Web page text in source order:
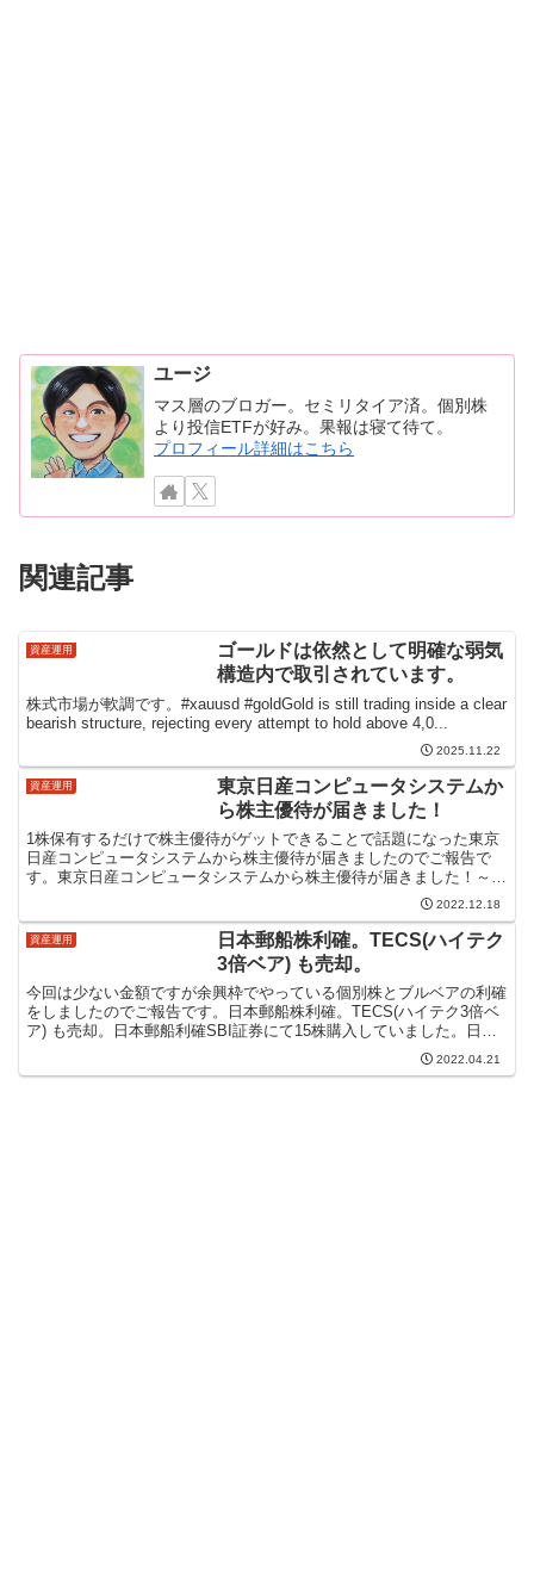
ユージ
マス層のブロガー。セミリタイア済。個別株
より投信ETFが好み。果報は寝て待て。
プロフィール詳細はこちら
関連記事
資産運用
ゴールドは依然として明確な弱気
構造内で取引されています。
株式市場が軟調です。#xauusd #goldGold is still trading inside a clear
bearish structure, rejecting every attempt to hold above 4,0...
2025.11.22
資産運用
東京日産コンピュータシステムか
ら株主優待が届きました！
1株保有するだけで株主優待がゲットできることで話題になった東京
日産コンピュータシステムから株主優待が届きましたのでご報告で
す。東京日産コンピュータシステムから株主優待が届きました！～最
近のチャート2022年の2月頃にすっごく上がってるのがお...2022.12.18
資産運用
日本郵船株利確。TECS(ハイテク
3倍ベア) も売却。
今回は少ない金額ですが余興枠でやっている個別株とブルベアの利確
をしましたのでご報告です。日本郵船株利確。TECS(ハイテク3倍ベ
ア) も売却。日本郵船利確SBI証券にて15株購入していました。日本
2022.04.21